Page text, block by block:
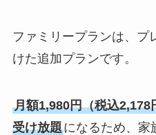
ファミリープランは、プ
けた追加プランです。
月額1,980円（税込2,178
受け放題になるため、家